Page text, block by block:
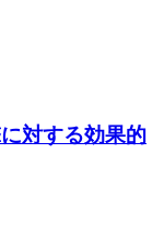
対する効果的